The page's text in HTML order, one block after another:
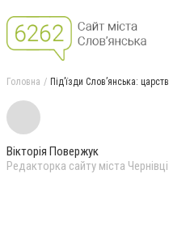
Головна Під’їзди Слов’янська:
Вікторія Повержук
Редакторка сайту міста